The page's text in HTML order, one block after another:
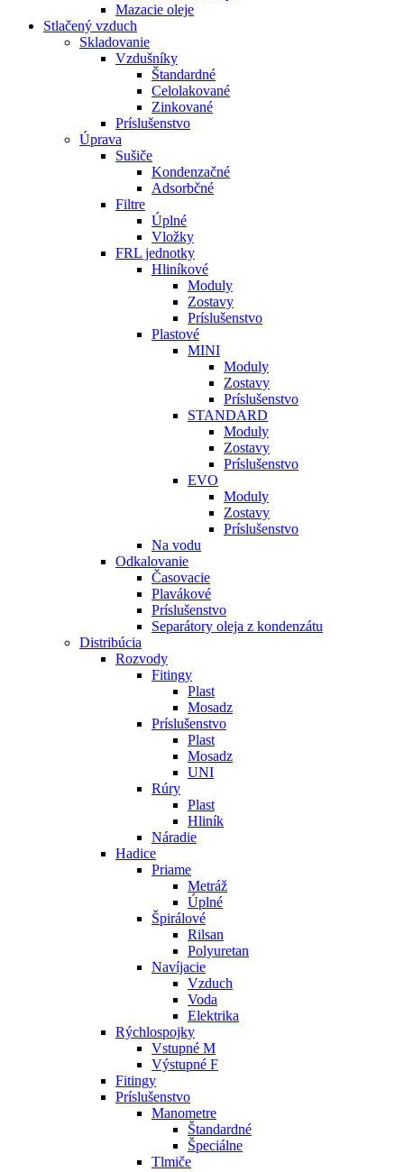
Mazacie oleje
Stlačený vzduch
Skladovanie
Vzdušníky
Štandardné
Celolakované
Zinkované
Príslušenstvo
Úprava
Sušiče
Kondenzačné
Adsorbčné
Filtre
Úplné
Vložky
FRL jednotky
Hliníkové
Moduly
Zostavy
Príslušenstvo
Plastové
MINI
Moduly
Zostavy
Príslušenstvo
STANDARD
Moduly
Zostavy
Príslušenstvo
EVO
Moduly
Zostavy
Príslušenstvo
Na vodu
Odkalovanie
Časovacie
Plavákové
Príslušenstvo
Separátory oleja z kondenzátu
Distribúcia
Rozvody
Fitingy
Plast
Mosadz
Príslušenstvo
Plast
Mosadz
UNI
Rúry
Plast
Hliník
Náradie
Hadice
Priame
Metráž
Úplné
Špirálové
Rilsan
Polyuretan
Navíjacie
Vzduch
Voda
Elektrika
Rýchlospojky
Vstupné M
Výstupné F
Fitingy
Príslušenstvo
Manometre
Štandardné
Špeciálne
Tlmiče